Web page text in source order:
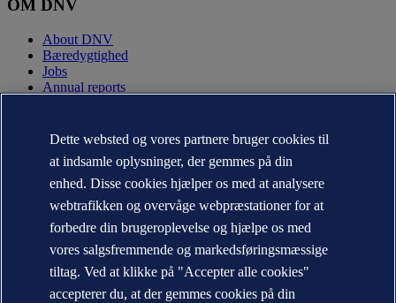
OM DNV
About DNV
Bæredygtighed
Jobs
Annual reports
Kontakt DNV
Office Locator
Media kontakter
Veracity.com
Privacy Statement
Terms of Use
Copyright © DNV AS 2026
Information om cookies
Dette websted og vores partnere bruger cookies til
at indsamle oplysninger, der gemmes på din
enhed. Disse cookies hjælper os med at analysere
webtrafikken og overvåge webpræstationer for at
forbedre din brugeroplevelse og hjælpe os med
vores salgsfremmende og markedsføringsmæssige
tiltag. Ved at klikke på "Accepter alle cookies"
accepterer du, at der gemmes cookies på din